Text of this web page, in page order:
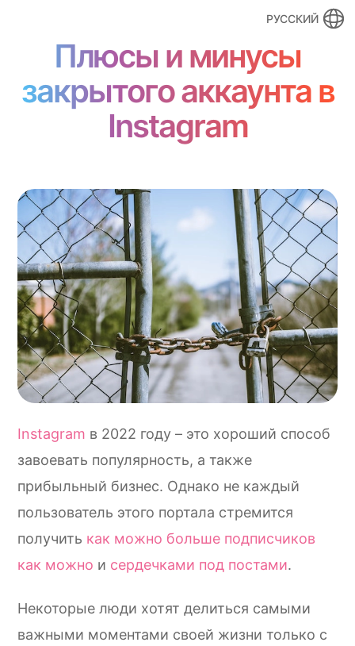
РУССКИЙ
Плюсы и минусы
закрытого аккаунта в
Instagram
Instagram в 2022 году – это хороший способ
завоевать популярность, а также
прибыльный бизнес. Однако не каждый
пользователь этого портала стремится
получить как можно больше подписчиков
как можно и сердечками под постами.
Некоторые люди хотят делиться самыми
важными моментами своей жизни только с